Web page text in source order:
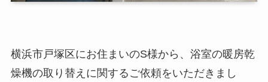
横浜市戸塚区にお住まいのS様から、浴室の暖房乾
燥機の取り替えに関するご依頼をいただきまし